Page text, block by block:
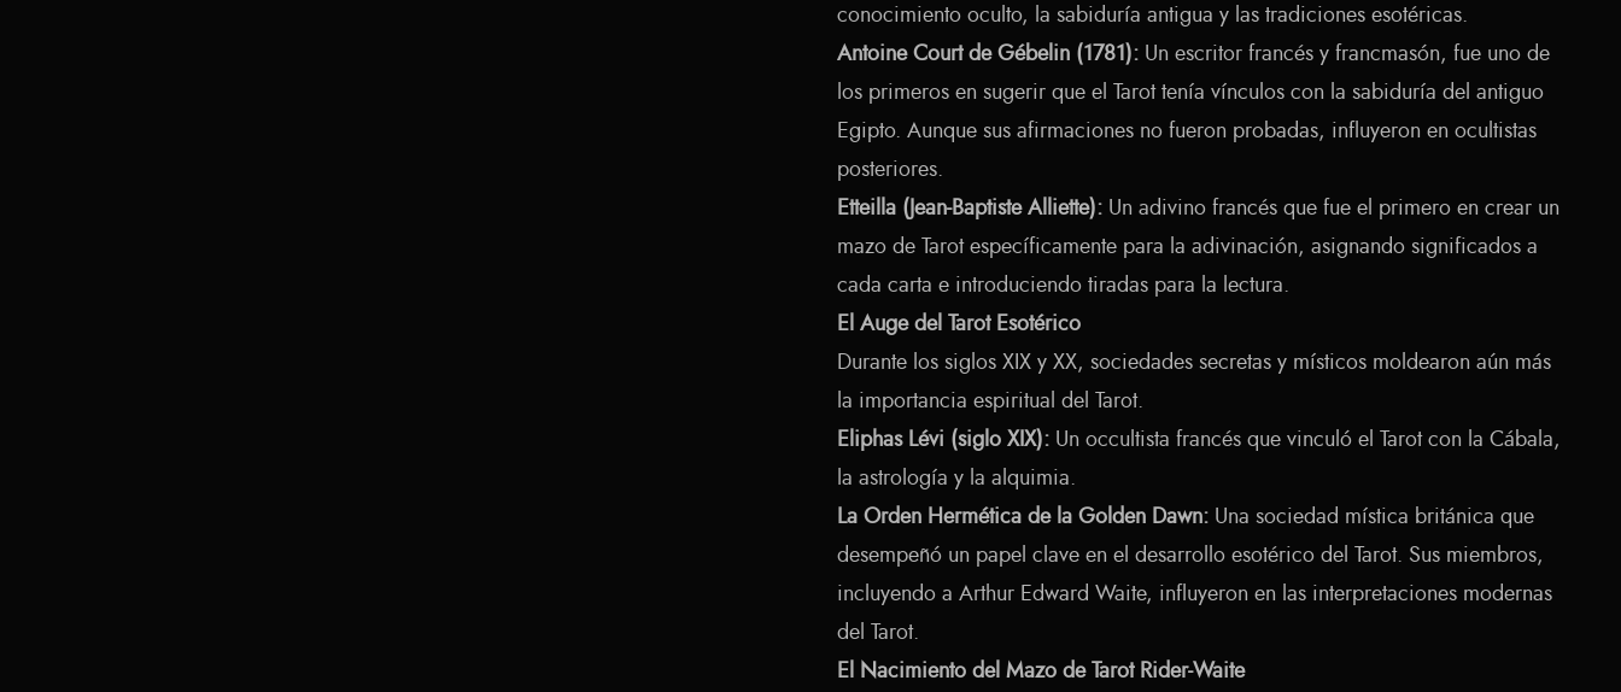
conocimiento oculto, la sabiduría antigua y las tradiciones esotéricas.
Antoine Court de Gébelin (1781): Un escritor francés y francmasón, fue uno de
los primeros en sugerir que el Tarot tenía vínculos con la sabiduría del antiguo
Egipto. Aunque sus afirmaciones no fueron probadas, influyeron en ocultistas
posteriores.
Etteilla (Jean-Baptiste Alliette): Un adivino francés que fue el primero en crear un
mazo de Tarot específicamente para la adivinación, asignando significados a
cada carta e introduciendo tiradas para la lectura.
El Auge del Tarot Esotérico
Durante los siglos XIX y XX, sociedades secretas y místicos moldearon aún más
la importancia espiritual del Tarot.
Eliphas Lévi (siglo XIX): Un occultista francés que vinculó el Tarot con la Cábala,
la astrología y la alquimia.
La Orden Hermética de la Golden Dawn: Una sociedad mística británica que
desempeñó un papel clave en el desarrollo esotérico del Tarot. Sus miembros,
incluyendo a Arthur Edward Waite, influyeron en las interpretaciones modernas
del Tarot.
El Nacimiento del Mazo de Tarot Rider-Waite